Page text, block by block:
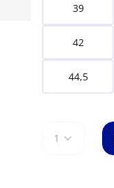
39
42
44,5
1